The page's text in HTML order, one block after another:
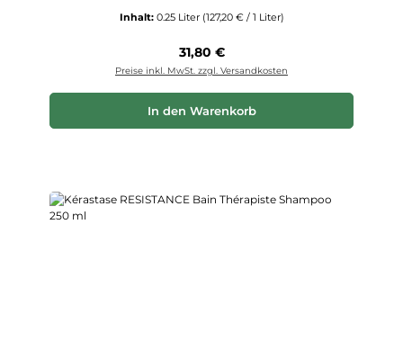
Inhalt: 0.25 Liter (127,20 € / 1 Liter)
Regulärer Preis:
31,80 €
Preise inkl. MwSt. zzgl. Versandkosten
In den Warenkorb